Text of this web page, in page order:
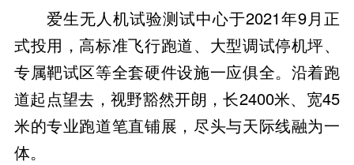
爱生无人机试验测试中心于2021年9月正
式投用，高标准飞行跑道、大型调试停机坪、
专属靶试区等全套硬件设施一应俱全。沿着跑
道起点望去，视野豁然开朗，长2400米、宽45
米的专业跑道笔直铺展，尽头与天际线融为一
体。